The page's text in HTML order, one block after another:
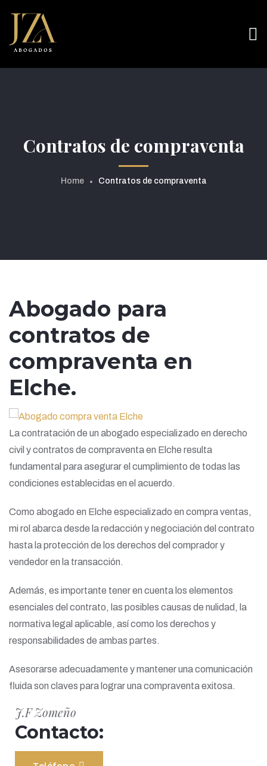
Contratos de compraventa
Home Contratos de compraventa
Abogado para
contratos de
compraventa en
Elche.
La contratación de un abogado especializado en derecho
civil y contratos de compraventa en Elche resulta
fundamental para asegurar el cumplimiento de todas las
condiciones establecidas en el acuerdo.
Como abogado en Elche especializado en compra ventas,
mi rol abarca desde la redacción y negociación del contrato
hasta la protección de los derechos del comprador y
vendedor en la transacción.
Además, es importante tener en cuenta los elementos
esenciales del contrato, las posibles causas de nulidad, la
normativa legal aplicable, así como los derechos y
responsabilidades de ambas partes.
Asesorarse adecuadamente y mantener una comunicación
fluida son claves para lograr una compraventa exitosa.
J.F Zomeño
Contacto: